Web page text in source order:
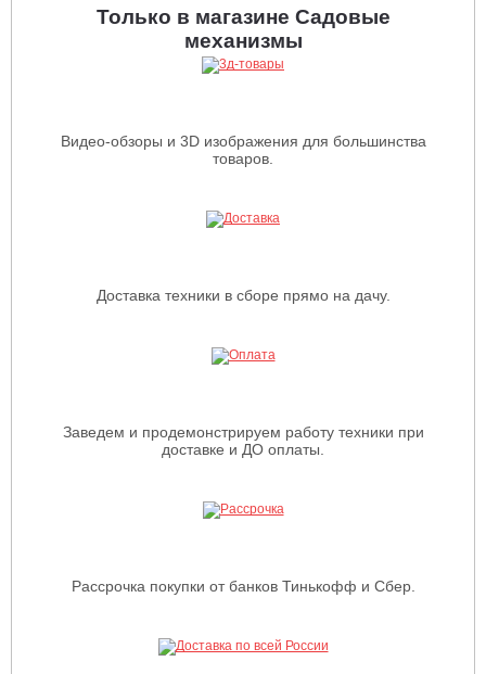
Только в магазине Садовые
механизмы
Видео-обзоры и 3D изображения для большинства
товаров.
Доставка техники в сборе прямо на дачу.
Заведем и продемонстрируем работу техники при
доставке и ДО оплаты.
Рассрочка покупки от банков Тинькофф и Сбер.